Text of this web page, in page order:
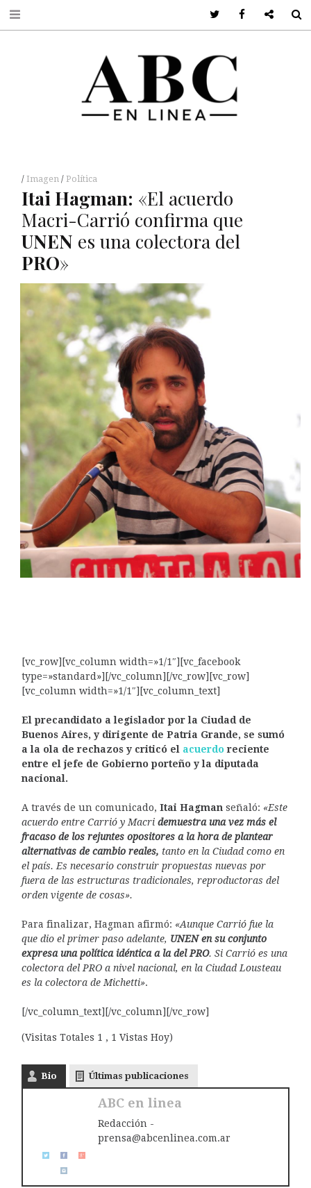
Imagen Política
Itai Hagman: «El acuerdo
Macri-Carrió confirma que
UNEN es una colectora del
PRO»
[vc_row][vc_column width=»1/1″][vc_facebook
type=»standard»][/vc_column][/vc_row][vc_row]
[vc_column width=»1/1″][vc_column_text]
El precandidato a legislador por la Ciudad de
Buenos Aires, y dirigente de Patria Grande, se sumó
a la ola de rechazos y criticó el acuerdoreciente
entre el jefe de Gobierno porteño y la diputada
nacional.
A través de un comunicado, Itai Hagman señaló: «Este
acuerdo entre Carrió y Macri demuestra una vez más el
fracaso de los rejuntes opositores a la hora de plantear
alternativas de cambio reales, tanto en la Ciudad como en
el país. Es necesario construir propuestas nuevas por
fuera de las estructuras tradicionales, reproductoras del
orden vigente de cosas».
Para finalizar, Hagman afirmó: «Aunque Carrió fue la
que dio el primer paso adelante, UNEN en su conjunto
expresa una política idéntica a la del PRO. Si Carrió es una
colectora del PRO a nivel nacional, en la Ciudad Lousteau
es la colectora de Michetti».
[/vc_column_text][/vc_column][/vc_row]
(Visitas Totales 1 , 1 Vistas Hoy)
Bio Últimas publicaciones
ABC en linea
Redacción -
prensa@abcenlinea.com.ar
Twitter FacebookGoogle +